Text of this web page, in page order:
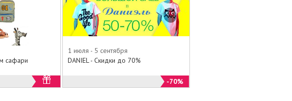
сафари
1 июля - 5 сентября
DANIEL - Скидки до 70%
-70%